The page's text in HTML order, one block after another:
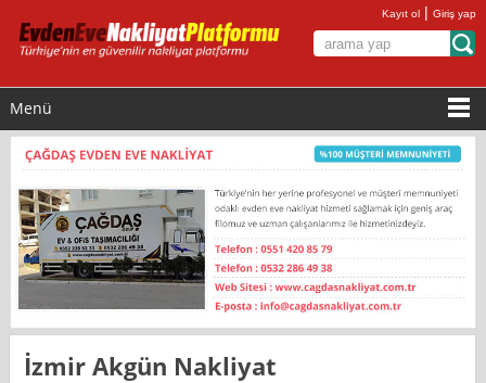
Kayıt ol |Giriş yap
Menü
İzmir Akgün Nakliyat